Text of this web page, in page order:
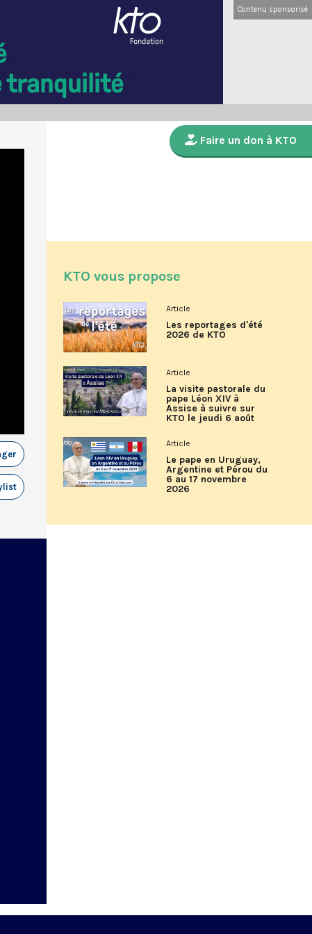
Contenu sponsorisé
Faire un don à KTO
KTO vous propose
Article
Les reportages d'été
2026 de KTO
Article
La visite pastorale du
pape Léon XIV à
Assise à suivre sur
KTO le jeudi 6 août
Article
Le pape en Uruguay,
Argentine et Pérou du
6 au 17 novembre
2026